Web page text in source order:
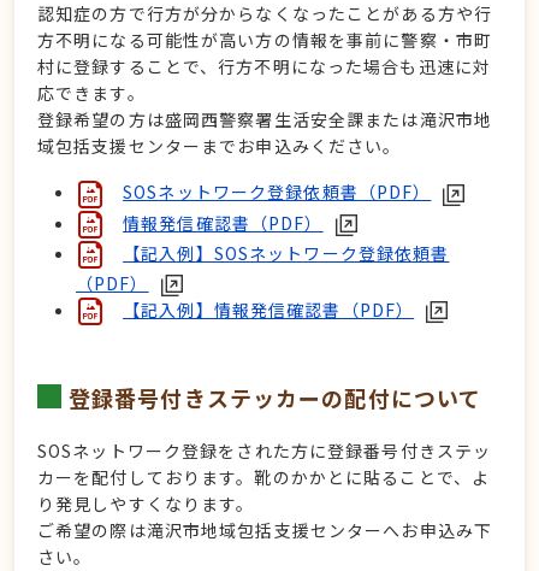
認知症の方で行方が分からなくなったことがある方や行
方不明になる可能性が高い方の情報を事前に警察・市町
村に登録することで、行方不明になった場合も迅速に対
応できます。
登録希望の方は盛岡西警察署生活安全課または滝沢市地
域包括支援センターまでお申込みください。
SOSネットワーク登録依頼書（PDF）
情報発信確認書（PDF）
【記入例】SOSネットワーク登録依頼書
（PDF）
【記入例】情報発信確認書（PDF）
登録番号付きステッカーの配付について
SOSネットワーク登録をされた方に登録番号付きステッ
カーを配付しております。靴のかかとに貼ることで、よ
り発見しやすくなります。
ご希望の際は滝沢市地域包括支援センターへお申込み下
さい。